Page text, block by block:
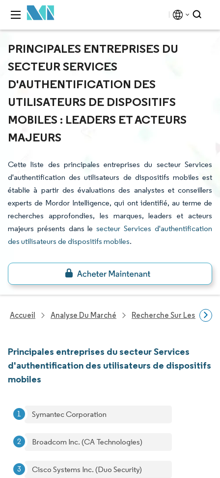
PRINCIPALES ENTREPRISES DU
SECTEUR SERVICES
D'AUTHENTIFICATION DES
UTILISATEURS DE DISPOSITIFS
MOBILES : LEADERS ET ACTEURS
MAJEURS
Cette liste des principales entreprises du secteur Services
d'authentification des utilisateurs de dispositifs mobiles est
établie à partir des évaluations des analystes et conseillers
experts de Mordor Intelligence, qui ont identifié, au terme de
recherches approfondies, les marques, leaders et acteurs
majeurs présents dans lesecteur Services d'authentification
des utilisateurs de dispositifs mobiles.
Accueil Analyse Du Marché Recherche Sur Les
Principales entreprises du secteur Services
d'authentification des utilisateurs de dispositifs
mobiles
Symantec Corporation
Broadcom Inc. (CA Technologies)
Cisco Systems Inc. (Duo Security)